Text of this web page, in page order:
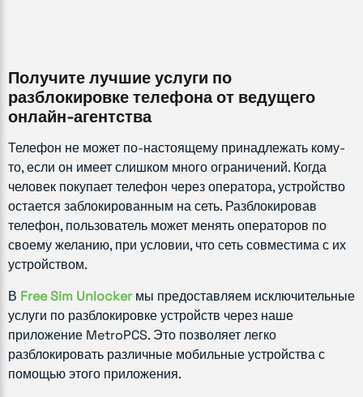
Получите лучшие услуги по
разблокировке телефона от ведущего
онлайн-агентства
Телефон не может по-настоящему принадлежать кому-
то, если он имеет слишком много ограничений. Когда
человек покупает телефон через оператора, устройство
остается заблокированным на сеть. Разблокировав
телефон, пользователь может менять операторов по
своему желанию, при условии, что сеть совместима с их
устройством.
В Free Sim Unlockerмы предоставляем исключительные
услуги по разблокировке устройств через наше
приложение MetroPCS. Это позволяет легко
разблокировать различные мобильные устройства с
помощью этого приложения.